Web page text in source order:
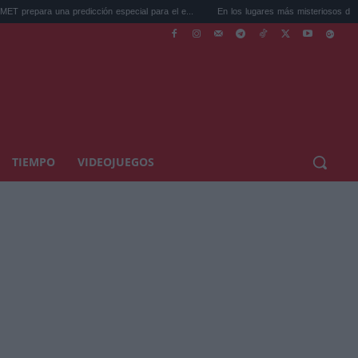
especial para el e... En los lugares más misteriosos del planeta: Stoneh...
TIEMPO VIDEOJUEGOS